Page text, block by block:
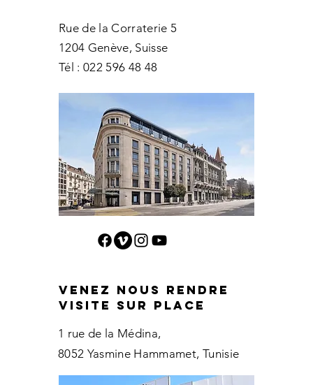
Rue de la Corraterie 5
1204 Genève, Suisse
Tél :022 596 48 48
contact@carthagea.com
Venez nous rendre
visite sur place
1 rue de la Médina,
8052 Yasmine Hammamet, Tunisie